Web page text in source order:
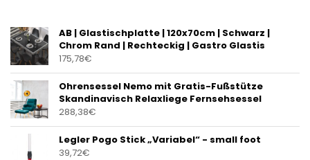
AB | Glastischplatte | 120x70cm | Schwarz |
Chrom Rand | Rechteckig | Gastro Glastis
175,78€
Ohrensessel Nemo mit Gratis-Fußstütze
Skandinavisch Relaxliege Fernsehsessel
288,38€
Legler Pogo Stick „Variabel“ - small foot
39,72€